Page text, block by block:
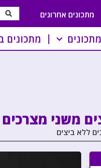
מתכונים אחרונים
מתכונים ב-10
משני מצרכים
ללא ביצים